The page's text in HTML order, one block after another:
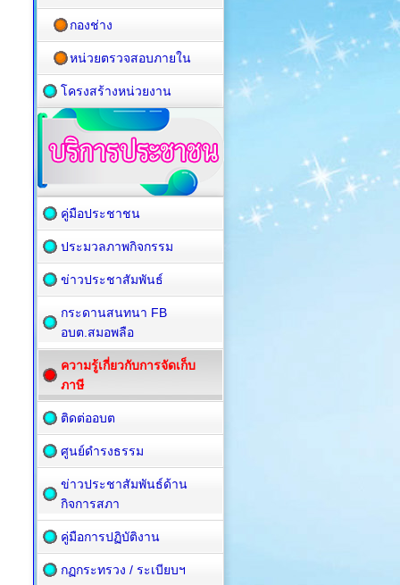
กองช่าง
หน่วยตรวจสอบภายใน
โครงสร้างหน่วยงาน
คู่มือประชาชน
ประมวลภาพกิจกรรม
ข่าวประชาสัมพันธ์
กระดานสนทนา FB
อบต.สมอพลือ
ความรู้เกี่ยวกับการจัดเก็บ
ภาษี
ติดต่ออบต
ศูนย์ดำรงธรรม
ข่าวประชาสัมพันธ์ด้าน
กิจการสภา
คู่มือการปฏิบัติงาน
กฏกระทรวง / ระเบียบฯ